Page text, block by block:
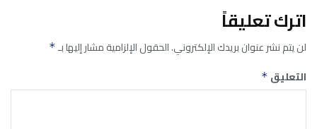
اترك تعليقاً
لن يتم نشر عنوان بريدك الإلكتروني.الحقول الإلزامية مشار إليها بـ*
التعليق *